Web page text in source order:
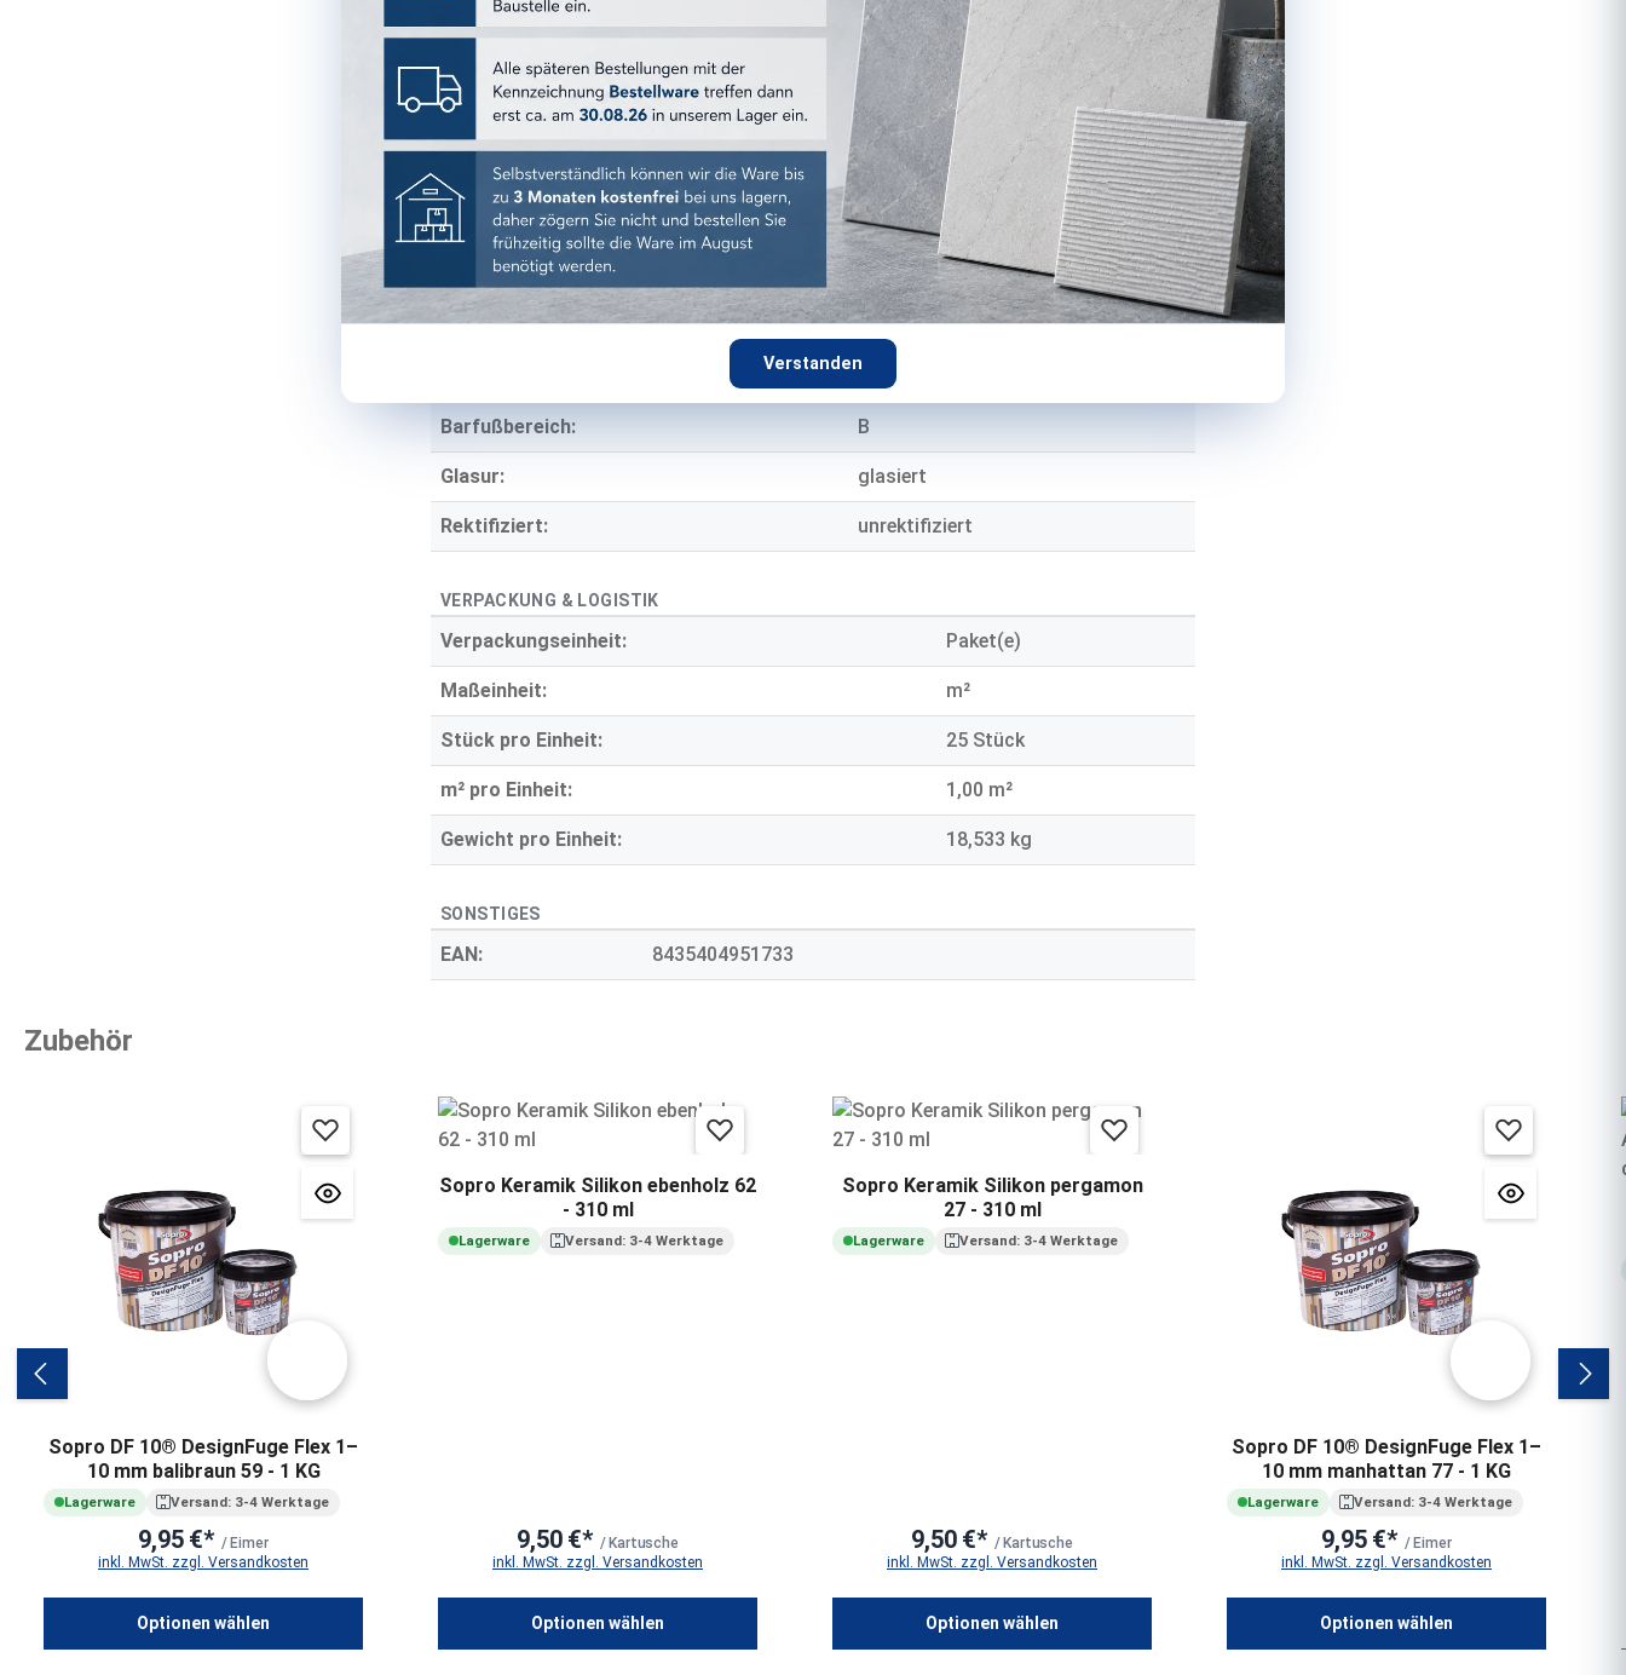
Verstanden
Optik:
Material: Feinsteinzeug
Stärke: 8,3 mm
TECHNISCHE EIGENSCHAFTEN
Einsatzbereich: Wand & Boden
Einsatzort: Innen
Frostbeständig: ja
Barfußbereich: B
Glasur: glasiert
Rektifiziert: unrektifiziert
VERPACKUNG & LOGISTIK
Verpackungseinheit: Paket(e)
Maßeinheit: m²
Stück pro Einheit: 25 Stück
m² pro Einheit: 1,00 m²
Gewicht pro Einheit: 18,533 kg
SONSTIGES
EAN: 8435404951733
Zubehör
Sopro DF 10® DesignFuge Flex 1–
10 mm balibraun 59 - 1 KG
Lagerware Versand: 3-4 Werktage
9,95 €* / Eimer
inkl. MwSt. zzgl. Versandkosten
Optionen wählen
Sopro Keramik Silikon ebenholz 62
- 310 ml
Lagerware Versand: 3-4 Werktage
9,50 €* / Kartusche
inkl. MwSt. zzgl. Versandkosten
Optionen wählen
Sopro Keramik Silikon pergamon
27 - 310 ml
Lagerware Versand: 3-4 Werktage
9,50 €* / Kartusche
inkl. MwSt. zzgl. Versandkosten
Optionen wählen
Sopro DF 10® DesignFuge Flex 1–
10 mm manhattan 77 - 1 KG
Lagerware Versand: 3-4 Werktage
9,95 €* / Eimer
inkl. MwSt. zzgl. Versandkosten
Optionen wählen